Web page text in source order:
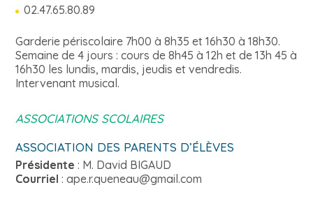
02.47.65.80.89
Garderie périscolaire 7h00 à 8h35 et 16h30 à 18h30.
Semaine de 4 jours : cours de 8h45 à 12h et de 13h 45 à
16h30 les lundis, mardis, jeudis et vendredis.
Intervenant musical.
ASSOCIATIONS SCOLAIRES
ASSOCIATION DES PARENTS D’ÉLÈVES
Présidente : M. David BIGAUD
Courriel :ape.r.queneau@gmail.com